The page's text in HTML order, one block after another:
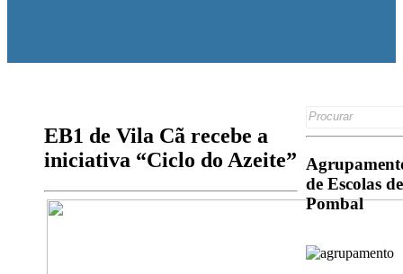
EB1 de Vila Cã recebe a
iniciativa “Ciclo do Azeite”
Search
de Escolas de
Pombal